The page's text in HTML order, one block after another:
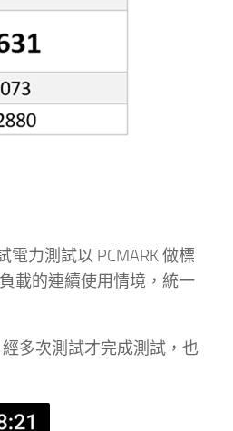
力測試以 PCMARK 做標
載的連續使用情境，統一
多次測試才完成測試，也